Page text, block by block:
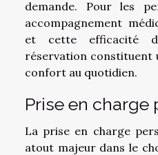
demande. Pour les
accompagnement
et cette efficacité
réservation constituent
confort au quotidien.
Prise en charge
La prise en charge
atout majeur dans le